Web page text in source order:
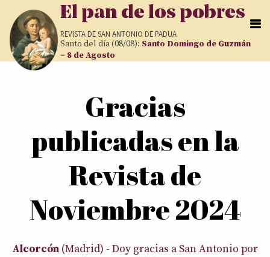
Pasar al contenido principal
El pan de los pobres
REVISTA DESAN ANTONIO DE PADUA
Santo del día (08/08): Santo Domingo de Guzmán
– 8 de Agosto
Gracias
publicadas en la
Revista de
Noviembre 2024
Alcorcón (Madrid) - Doy gracias a San Antonio por